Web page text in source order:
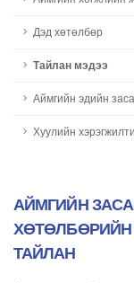
Дэд хөтөлбөр
Тайлан мэдээ
Аймгийн эдийн
Хуулийн
АЙМГИЙН
ТАЙЛАН